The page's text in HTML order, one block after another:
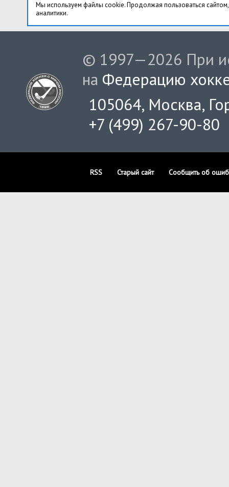
Мы используем файлы cookie. Продолжая пользоваться
аналитики.
© 1997—2026 При
на Федерацию
105064, Москва,
+7 (499) 267-90-80
RSS Старый сайт Сообщить об